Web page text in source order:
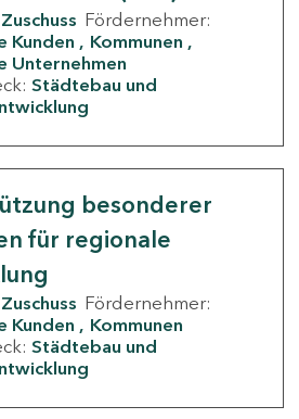
Zuschuss Fördernehmer:
Kunden
Kommunen
Unternehmen
Städtebau und
besonderer
für regionale
Zuschuss Fördernehmer:
Kunden
Kommunen
Städtebau und